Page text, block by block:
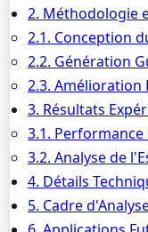
2. Méthodologie
2.1. Conception
2.2. Génération
2.3. Amélioration
3. Résultats
3.1.
3.2. Analyse de
4. Détails
5. Cadre